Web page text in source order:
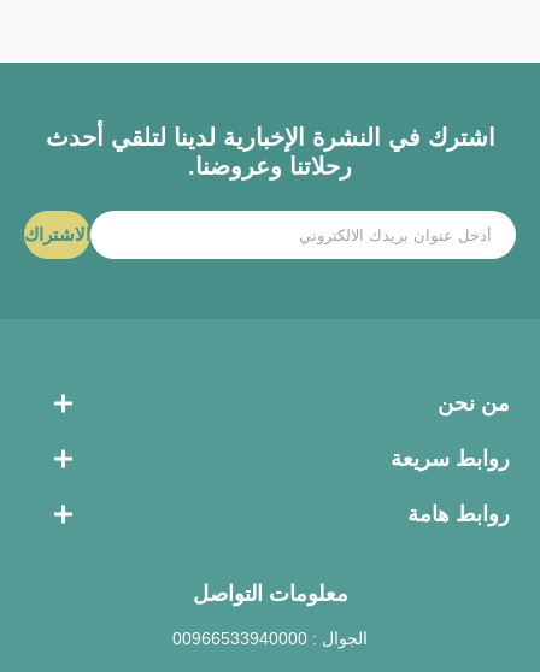
اشترك في النشرة الإخبارية لدينا لتلقي أحدث
رحلاتنا وعروضنا.
الاشتراك
من نحن
روابط سريعة
روابط هامة
معلومات التواصل
الجوال : 00966533940000